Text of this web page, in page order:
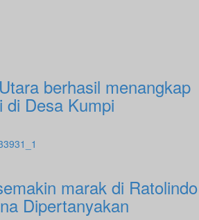
berhasil menangkap
di Desa Kumpi
marak di
Dipertanyakan